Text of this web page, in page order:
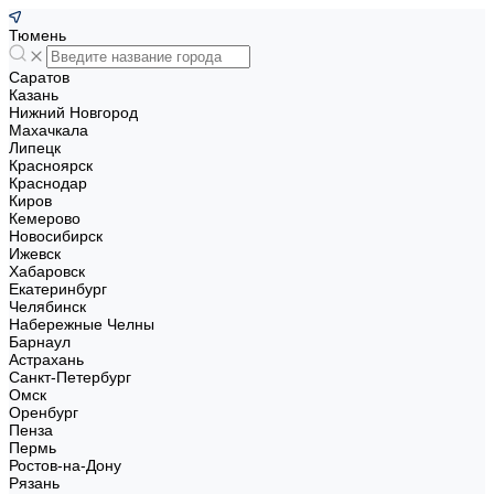
Тюмень
Саратов
Казань
Нижний Новгород
Махачкала
Липецк
Красноярск
Краснодар
Киров
Кемерово
Новосибирск
Ижевск
Хабаровск
Екатеринбург
Челябинск
Набережные Челны
Барнаул
Астрахань
Санкт-Петербург
Омск
Оренбург
Пенза
Пермь
Ростов-на-Дону
Рязань